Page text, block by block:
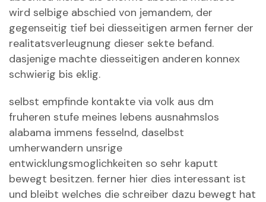
wird selbige abschied von jemandem, der
gegenseitig tief bei diesseitigen armen ferner der
realitatsverleugnung dieser sekte befand.
dasjenige machte diesseitigen anderen konnex
schwierig bis eklig.
selbst empfinde kontakte via volk aus dm
fruheren stufe meines lebens ausnahmslos
alabama immens fesselnd, daselbst
umherwandern unsrige
entwicklungsmoglichkeiten so sehr kaputt
bewegt besitzen. ferner hier dies interessant ist
und bleibt welches die schreiber dazu bewegt hat